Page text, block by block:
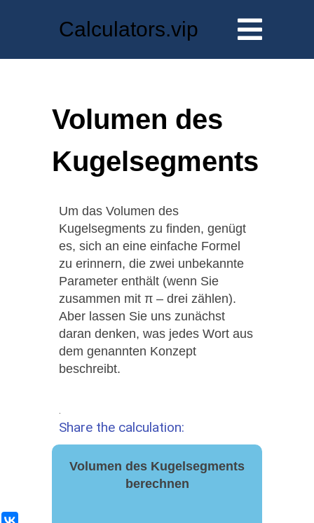
Calculators.vip
Volumen des
Kugelsegments
Um das Volumen des
Kugelsegments zu finden, genügt
es, sich an eine einfache Formel
zu erinnern, die zwei unbekannte
Parameter enthält (wenn Sie
zusammen mit π – drei zählen).
Aber lassen Sie uns zunächst
daran denken, was jedes Wort aus
dem genannten Konzept
beschreibt.
Share the calculation:
Volumen des Kugelsegments
berechnen